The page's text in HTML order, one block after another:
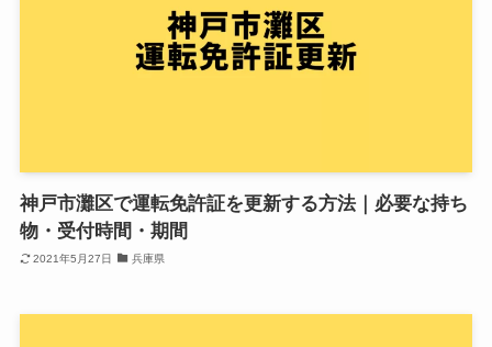
神戸市灘区で運転免許証を更新する方法｜必要な持ち
物・受付時間・期間
2021年5月27日 兵庫県